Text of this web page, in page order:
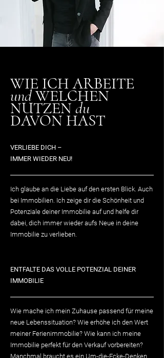
WIE ICH ARBEITE
undWELCHEN
NUTZEN du
DAVON HAST
VERLIEBE DICH –
IMMER WIEDER NEU!
Ich glaube an die Liebe auf den ersten Blick. Auch
bei Immobilien. Ich zeige dir die Schönheit und
Potenziale deiner Immobilie auf und helfe dir
dabei, dich immer wieder aufs Neue in deine
Immobilie zu verlieben.
ENTFALTE DAS VOLLE POTENZIAL DEINER
IMMOBILIE
Wie mache ich mein Zuhause passend für meine
neue Lebenssituation? Wie erhöhe ich den Wert
meiner Ferienimmobilie? Wie kann ich meine
Immobilie perfekt für den Verkauf vorbereiten?
Manchmal braucht es ein Um-die-Ecke-Denken